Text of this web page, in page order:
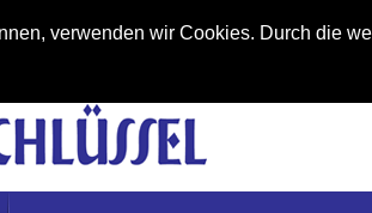
verwenden wir Cookies. Durch die